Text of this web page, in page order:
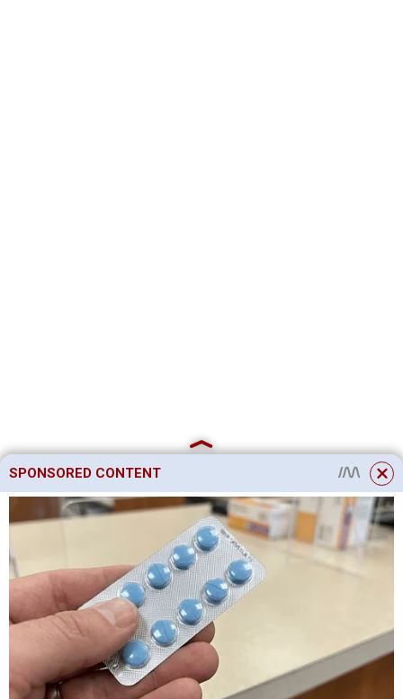
SPONSORED CONTENT